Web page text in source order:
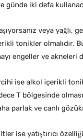
günde iki defa
veya
tonikler olmalıdır.
engeller ve akneleri
ise alkol içerikli
T bölgesinde
parlak ve canlı
ise yatıştırıcı